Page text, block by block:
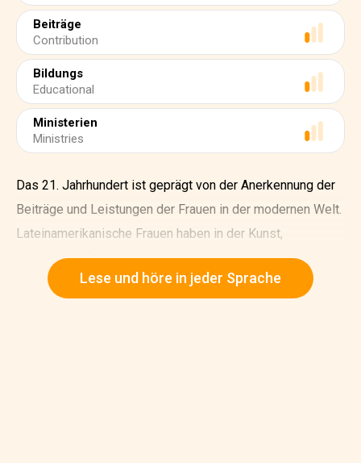
Beiträge
Contribution
Bildungs
Educational
Ministerien
Ministries
Das 21. Jahrhundert ist geprägt von der Anerkennung der
Beiträge und Leistungen der Frauen in der modernen Welt.
Lateinamerikanische Frauen haben in der Kunst,
Wissenschaft, Unterhaltung, bei den Bürgerrechten und in
vielen weiteren Bereichen viel erreicht. Erfahre mehr über
Lese und höre in jeder Sprache